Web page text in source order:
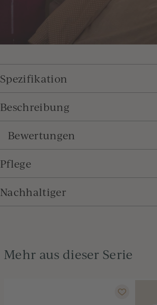
Spezifikation
Beschreibung
Bewertungen
Pflege
Nachhaltiger
Mehr aus dieser Serie